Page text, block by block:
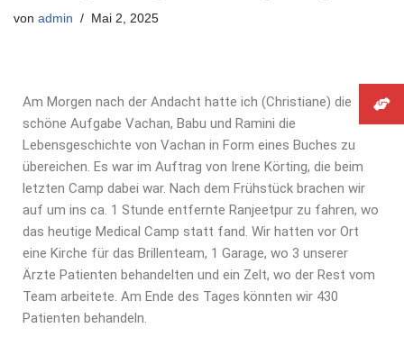
von admin Mai 2, 2025
Am Morgen nach der Andacht hatte ich (Christiane) die
schöne Aufgabe Vachan, Babu und Ramini die
Lebensgeschichte von Vachan in Form eines Buches zu
übereichen. Es war im Auftrag von Irene Körting, die beim
letzten Camp dabei war. Nach dem Frühstück brachen wir
auf um ins ca. 1 Stunde entfernte Ranjeetpur zu fahren, wo
das heutige Medical Camp statt fand. Wir hatten vor Ort
eine Kirche für das Brillenteam, 1 Garage, wo 3 unserer
Ärzte Patienten behandelten und ein Zelt, wo der Rest vom
Team arbeitete. Am Ende des Tages könnten wir 430
Patienten behandeln.